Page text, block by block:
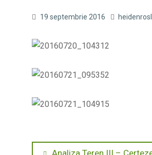
19 septembrie 2016
Previous
Analiza Teren III –